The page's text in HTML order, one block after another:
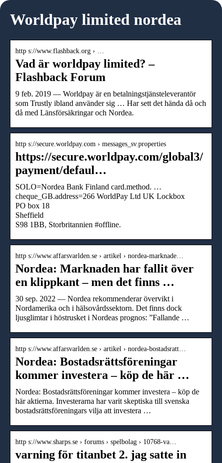
Worldpay limited nordea
http s://www.flashback.org › …
Vad är worldpay limited? –
Flashback Forum
9 feb. 2019 — Worldpay är en betalningstjänsteleverantör
som Trustly ibland använder sig … Har sett det hända då och
då med Länsförsäkringar och Nordea.
http s://secure.worldpay.com › messages_sv.properties
https://secure.worldpay.com/global3/
payment/defaul…
SOLO=Nordea Bank Finland card.method. …
cheque_GB.address=266 WorldPay Ltd UK Lockbox
PO box 18
Sheffield
S98 1BB, Storbritannien #offline.
http s://www.affarsvarlden.se › artikel › nordea-marknade…
Nordea: Marknaden har fallit över
en klippkant – men det finns …
30 sep. 2022 — Nordea rekommenderar övervikt i
Nordamerika och i hälsovårdssektorn. Det finns dock
ljusglimtar i höstrusket i Nordeas prognos: ”Fallande …
http s://www.affarsvarlden.se › artikel › nordea-bostadsratt…
Nordea: Bostadsrättsföreningar
kommer investera – köp de här …
Nordea: Bostadsrättsföreningar kommer investera – köp de
här aktierna. Investerarna har varit skeptiska till svenska
bostadsrättsföreningars vilja att investera …
http s://www.sharps.se › forums › spelbolag › 10768-va…
varning för titanbet 2. jag satte in